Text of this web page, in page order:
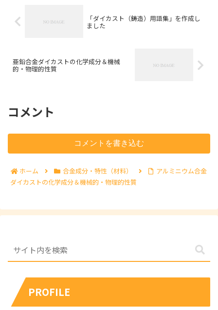
「ダイカスト（鋳造）用語集」を作成し
ました
亜鉛合金ダイカストの化学成分＆機械
的・物理的性質
コメント
コメントを書き込む
ホーム 合金成分・特性（材料）
アルミニウム合金
ダイカストの化学成分＆機械的・物理的性質
PROFILE